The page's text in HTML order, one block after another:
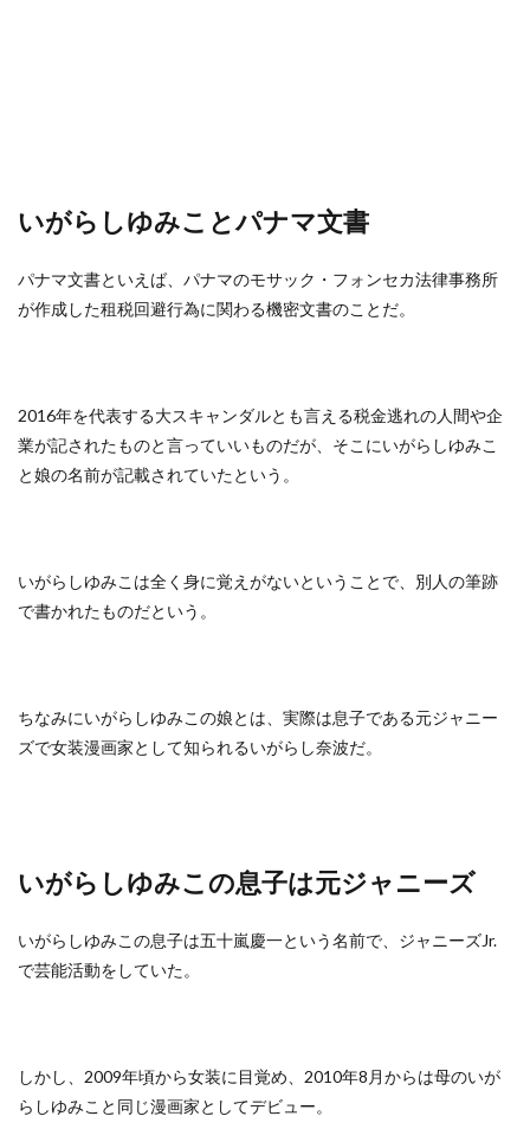
いがらしゆみことパナマ文書
パナマ文書といえば、パナマのモサック・フォンセカ法律事務所
が作成した租税回避行為に関わる機密文書のことだ。
2016年を代表する大スキャンダルとも言える税金逃れの人間や企
業が記されたものと言っていいものだが、そこにいがらしゆみこ
と娘の名前が記載されていたという。
いがらしゆみこは全く身に覚えがないということで、別人の筆跡
で書かれたものだという。
ちなみにいがらしゆみこの娘とは、実際は息子である元ジャニー
ズで女装漫画家として知られるいがらし奈波だ。
いがらしゆみこの息子は元ジャニーズ
いがらしゆみこの息子は五十嵐慶一という名前で、ジャニーズJr.
で芸能活動をしていた。
しかし、2009年頃から女装に目覚め、2010年8月からは母のいが
らしゆみこと同じ漫画家としてデビュー。